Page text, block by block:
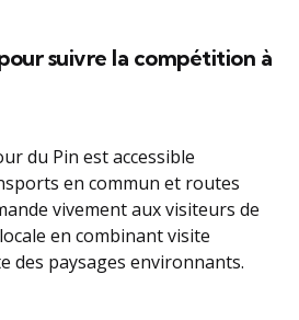
suivre la compétition à
du Pin est accessible
en commun et routes
vivement aux visiteurs de
en combinant visite
des paysages environnants.